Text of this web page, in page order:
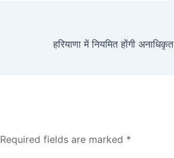
Required fields are marked *